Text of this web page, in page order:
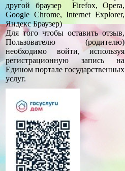
другой браузер Firefox, Opera,
Google Chrome, Internet Explorer,
Яндекс Браузер)
Для того чтобы оставить отзыв,
Пользователю (родителю)
необходимо войти, используя
регистрационную запись на
Едином портале государственных
услуг.